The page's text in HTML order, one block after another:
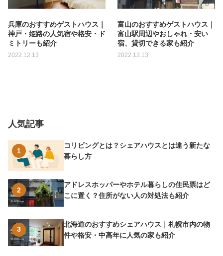
兵庫のおすすめゲストハウス｜
神戸・姫路の人気宿や格安・ド
ミトリーも紹介
2022.12.13
富山のおすすめゲストハウス｜
富山駅周辺やおしゃれ・安い
宿、貸切できる家も紹介
2022.12.13
人気記事
1
コリビングとは？シェアハウスとは違う新たな
暮らし方
2
アドレスホッパーやホテル暮らしの住民票はど
こに置く？住所がない人の対処法も紹介
3
北海道のおすすめシェアハウス｜札幌市内の物
件や格安・中高年に人気の家も紹介